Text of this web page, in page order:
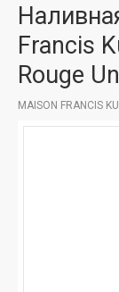
Francis
Rouge
MAISON FRANCIS